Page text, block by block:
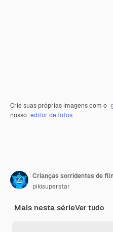
Crie suas próprias imagens com o
nosso editor de fotos.
Crianças sorridentes de
pikisuperstar
Mais nesta sérieVer tudo